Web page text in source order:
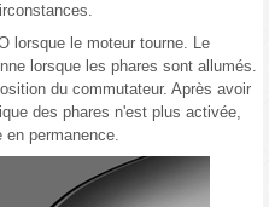
lorsque le moteur tourne. Le
lorsque les phares sont allumés.
du commutateur. Après avoir
des phares n'est plus activée,
en permanence.